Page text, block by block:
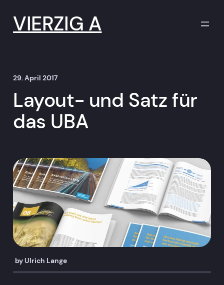
Inhalt
springenVIERZIG A
29. April 2017
Layout- und Satz für
das UBA
by Ulrich Lange